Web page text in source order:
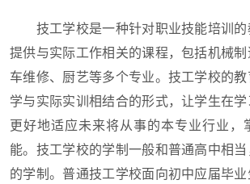
技工学校是一种针对职业技能培训的
提供与实际工作相关的课程，包括机械
车维修、厨艺等多个专业。技工学校的
学与实际实训相结合的形式，让学生在
更好地适应未来将从事的本专业行业，
能。技工学校的学制一般和普通高中相
的学制。普通技工学校面向初中应届毕